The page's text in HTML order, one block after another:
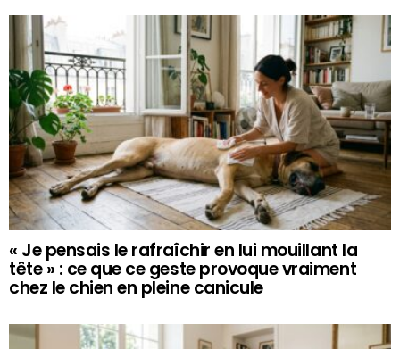
« Je pensais le rafraîchir en lui mouillant la
tête » : ce que ce geste provoque vraiment
chez le chien en pleine canicule